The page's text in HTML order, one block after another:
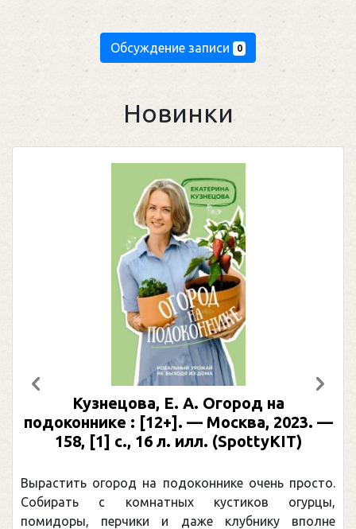
Обсуждение записи 0
Новинки
Кузнецова, Е. А. Огород на
подоконнике : [12+]. — Москва, 2023. —
158, [1] с., 16 л. илл. (SpottyKIT)
Вырастить огород на подоконнике очень просто.
Собирать с комнатных кустиков огурцы,
помидоры, перчики и даже клубнику вполне
Предыдущий